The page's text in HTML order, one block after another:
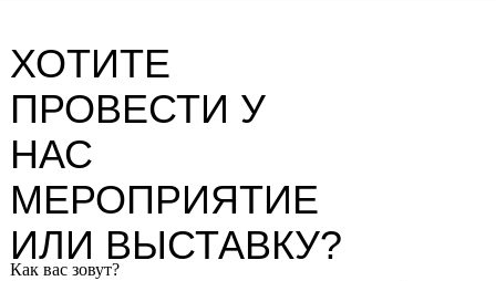
ХОТИТЕ
ПРОВЕСТИ У
НАС
МЕРОПРИЯТИЕ
ИЛИ ВЫСТАВКУ?
Как вас зовут?